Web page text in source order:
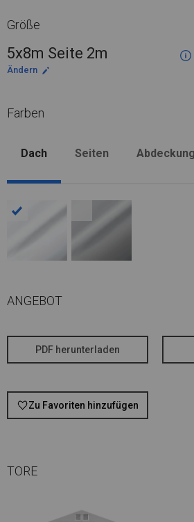
Größe
5x8m Seite 2m
Ändern
Farben
Dach Seiten
ANGEBOT
PDF herunterladen
Zu Favoriten hinzufügen
TORE